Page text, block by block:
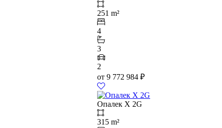
251 m²
4
3
2
от 9 772 984 ₽
Опалек X 2G
315 m²